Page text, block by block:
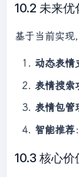
10.2 未来优
基于当前实现
动态表情
表情搜索
表情包管
智能推荐
10.3 核心价